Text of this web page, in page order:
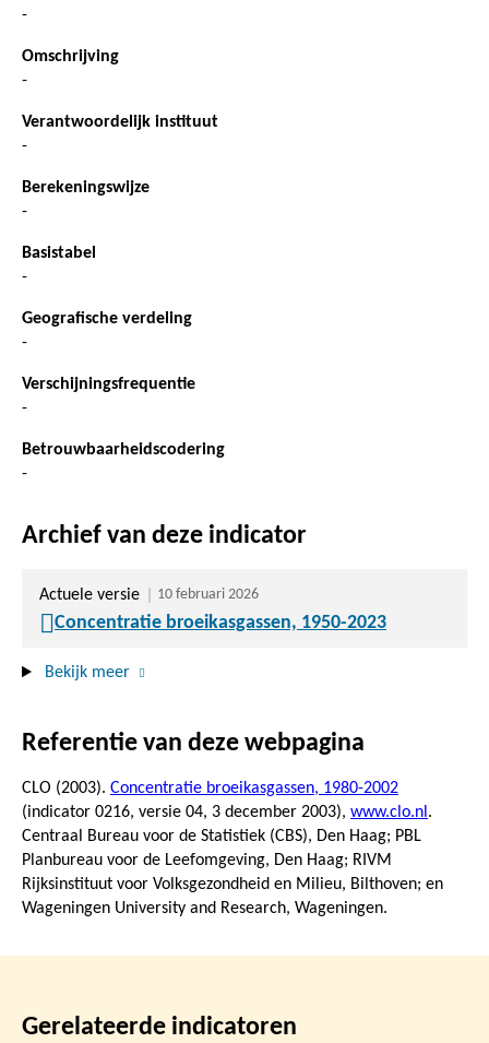
-
Omschrijving
-
Verantwoordelijk instituut
-
Berekeningswijze
-
Basistabel
-
Geografische verdeling
-
Verschijningsfrequentie
-
Betrouwbaarheidscodering
-
Archief van deze indicator
Actuele versie 10 februari 2026
Concentratie broeikasgassen, 1950-2023
Bekijk meer
Referentie van deze webpagina
CLO (2003). Concentratie broeikasgassen, 1980-2002
(indicator 0216, versie 04, 3 december 2003), www.clo.nl .
Centraal Bureau voor de Statistiek (CBS), Den Haag; PBL
Planbureau voor de Leefomgeving, Den Haag; RIVM
Rijksinstituut voor Volksgezondheid en Milieu, Bilthoven; en
Wageningen University and Research, Wageningen.
Gerelateerde indicatoren